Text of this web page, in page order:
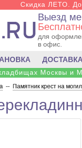
Скидка ЛЕТО. До
Выезд
для
в офис.
ДОСТАВКА
Москвы и
-- Памятник крест на